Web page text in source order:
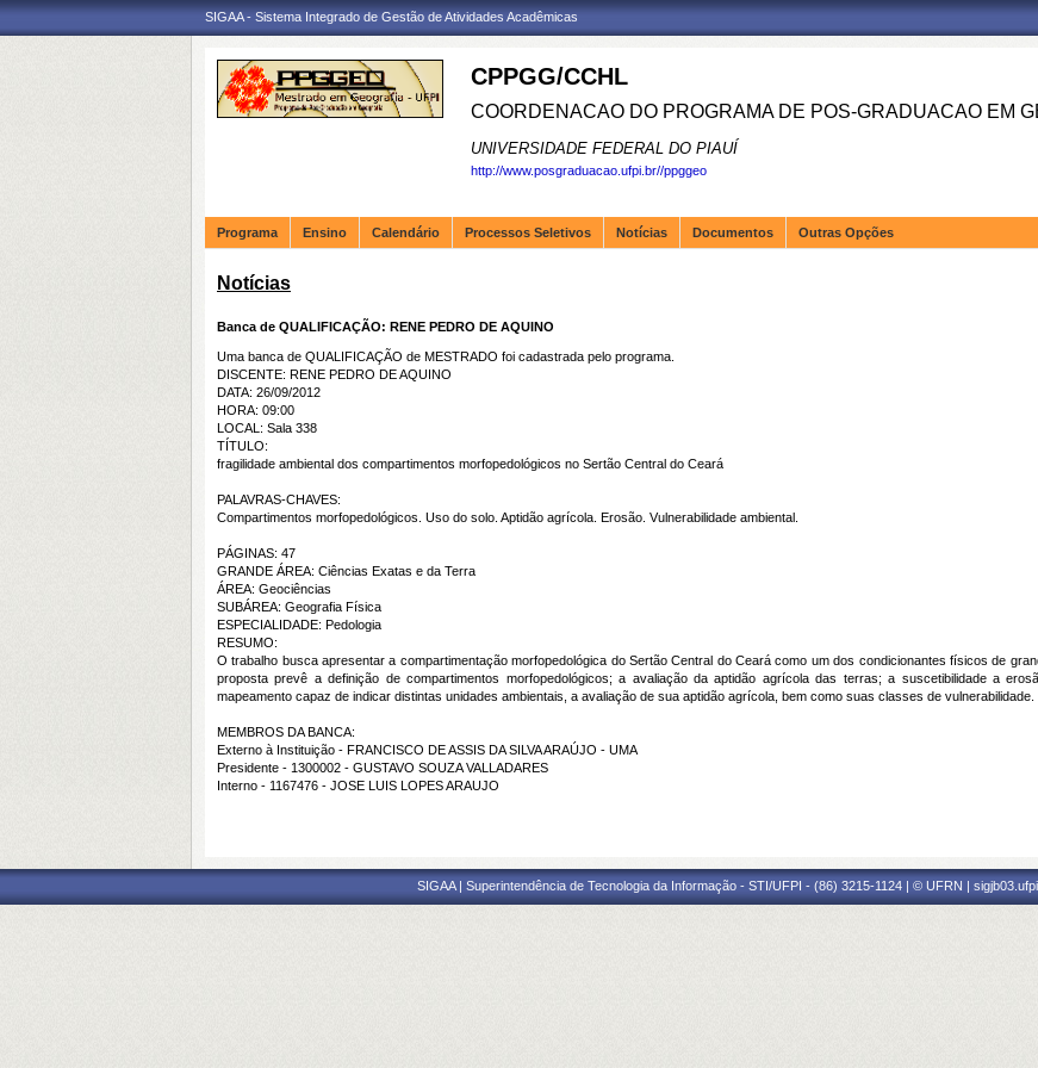
SIGAA - Sistema Integrado de Gestão de Atividades Acadêmicas
CPPGG/CCHL
COORDENACAO DO PROGRAMA DE POS-GRADUACAO EM
UNIVERSIDADE FEDERAL DO PIAUÍ
http://www.posgraduacao.ufpi.br//ppggeo
Programa Ensino Calendário Processos Seletivos Notícias Documentos Outras Opções
Notícias
Banca de QUALIFICAÇÃO: RENE PEDRO DE AQUINO
Uma banca de QUALIFICAÇÃO de MESTRADO foi cadastrada pelo programa.
DISCENTE: RENE PEDRO DE AQUINO
DATA: 26/09/2012
HORA: 09:00
LOCAL: Sala 338
TÍTULO:
fragilidade ambiental dos compartimentos morfopedológicos no Sertão Central do Ceará
PALAVRAS-CHAVES:
Compartimentos morfopedológicos. Uso do solo. Aptidão agrícola. Erosão. Vulnerabilidade ambiental.
PÁGINAS: 47
GRANDE ÁREA: Ciências Exatas e da Terra
ÁREA: Geociências
SUBÁREA: Geografia Física
ESPECIALIDADE: Pedologia
RESUMO:
O trabalho busca apresentar a compartimentação morfopedológica do Sertão Central do Ceará como um dos condicionantes físicos de
proposta prevê a definição de compartimentos morfopedológicos; a avaliação da aptidão agrícola das terras; a suscetibilidade a
mapeamento capaz de indicar distintas unidades ambientais, a avaliação de sua aptidão agrícola, bem como suas classes de vulnerabilidade.
MEMBROS DA BANCA:
Externo à Instituição - FRANCISCO DE ASSIS DA SILVA ARAÚJO - UMA
Presidente - 1300002 - GUSTAVO SOUZA VALLADARES
Interno - 1167476 - JOSE LUIS LOPES ARAUJO
SIGAA | Superintendência de Tecnologia da Informação - STI/UFPI - (86) 3215-1124 | © UFRN |